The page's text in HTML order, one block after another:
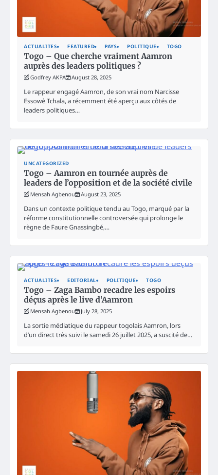
ACTUALITES FEATURED PAYS POLITIQUE TOGO
Togo – Que cherche vraiment Aamron
auprès des leaders politiques ?
Godfrey AKPA August 28, 2025
Le rappeur engagé Aamron, de son vrai nom Narcisse
Essowè Tchala, a récemment été aperçu aux côtés de
leaders politiques…
UNCATEGORIZED
Togo – Aamron en tournée auprès de
leaders de l’opposition et de la société civile
Mensah Agbenou August 23, 2025
Dans un contexte politique tendu au Togo, marqué par la
réforme constitutionnelle controversée qui prolonge le
règne de Faure Gnassingbé,…
ACTUALITES EDITORIAL POLITIQUE TOGO
Togo – Zaga Bambo recadre les espoirs
déçus après le live d’Aamron
Mensah Agbenou July 28, 2025
La sortie médiatique du rappeur togolais Aamron, lors
d’un direct très suivi le samedi 26 juillet 2025, a suscité de…